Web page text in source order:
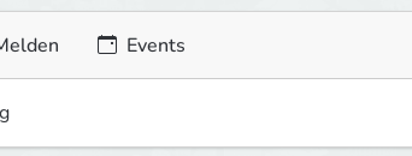
Events